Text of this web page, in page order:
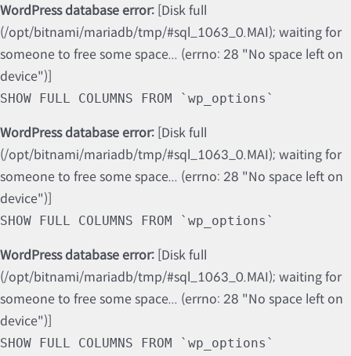
WordPress database error: [Disk full
(/opt/bitnami/mariadb/tmp/#sql_1063_0.MAI); waiting for
someone to free some space... (errno: 28 "No space left on
device")]
SHOW FULL COLUMNS FROM `wp_options`
WordPress database error: [Disk full
(/opt/bitnami/mariadb/tmp/#sql_1063_0.MAI); waiting for
someone to free some space... (errno: 28 "No space left on
device")]
SHOW FULL COLUMNS FROM `wp_options`
WordPress database error: [Disk full
(/opt/bitnami/mariadb/tmp/#sql_1063_0.MAI); waiting for
someone to free some space... (errno: 28 "No space left on
device")]
SHOW FULL COLUMNS FROM `wp_options`